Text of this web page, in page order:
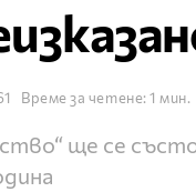
Време за четене: 1 мин.
ще се